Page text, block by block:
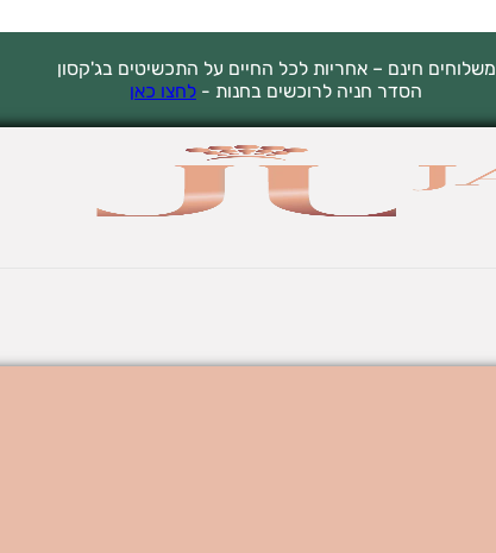
משלוחים חינם – אחריות לכל החיים על התכשיטים בג'קסון
הסדר חניה לרוכשים בחנות - לחצו כאן